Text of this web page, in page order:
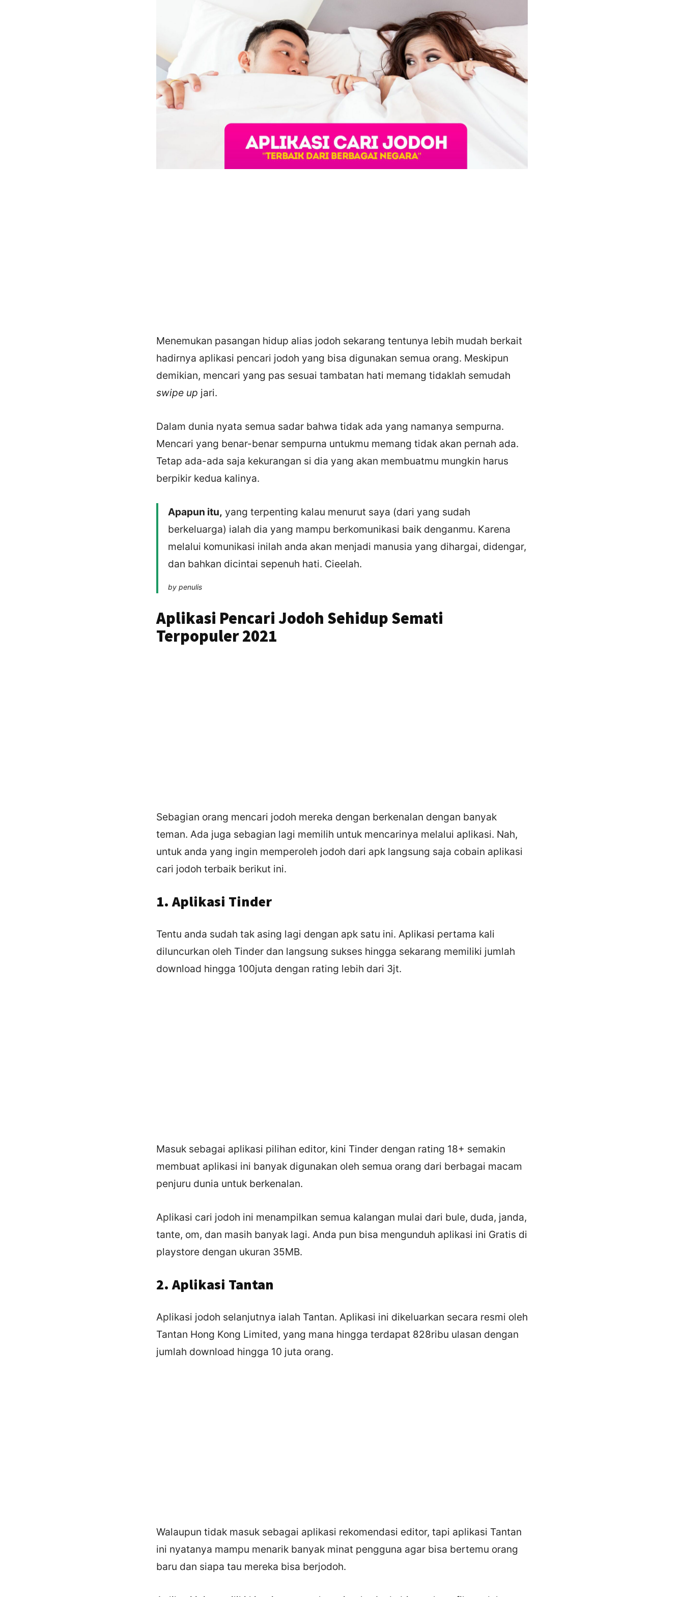
Menemukan pasangan hidup alias jodoh sekarang tentunya lebih mudah berkait
hadirnya aplikasi pencari jodoh yang bisa digunakan semua orang. Meskipun
demikian, mencari yang pas sesuai tambatan hati memang tidaklah semudah
swipe up jari.
Dalam dunia nyata semua sadar bahwa tidak ada yang namanya sempurna.
Mencari yang benar-benar sempurna untukmu memang tidak akan pernah ada.
Tetap ada-ada saja kekurangan si dia yang akan membuatmu mungkin harus
berpikir kedua kalinya.
Apapun itu, yang terpenting kalau menurut saya (dari yang sudah
berkeluarga) ialah dia yang mampu berkomunikasi baik denganmu. Karena
melalui komunikasi inilah anda akan menjadi manusia yang dihargai, didengar,
dan bahkan dicintai sepenuh hati. Cieelah.
by penulis
Aplikasi Pencari Jodoh Sehidup Semati
Terpopuler 2021
Sebagian orang mencari jodoh mereka dengan berkenalan dengan banyak
teman. Ada juga sebagian lagi memilih untuk mencarinya melalui aplikasi. Nah,
untuk anda yang ingin memperoleh jodoh dari apk langsung saja cobain aplikasi
cari jodoh terbaik berikut ini.
1. Aplikasi Tinder
Tentu anda sudah tak asing lagi dengan apk satu ini. Aplikasi pertama kali
diluncurkan oleh Tinder dan langsung sukses hingga sekarang memiliki jumlah
download hingga 100juta dengan rating lebih dari 3jt.
Masuk sebagai aplikasi pilihan editor, kini Tinder dengan rating 18+ semakin
membuat aplikasi ini banyak digunakan oleh semua orang dari berbagai macam
penjuru dunia untuk berkenalan.
Aplikasi cari jodoh ini menampilkan semua kalangan mulai dari bule, duda, janda,
tante, om, dan masih banyak lagi. Anda pun bisa mengunduh aplikasi ini Gratis di
playstore dengan ukuran 35MB.
2. Aplikasi Tantan
Aplikasi jodoh selanjutnya ialah Tantan. Aplikasi ini dikeluarkan secara resmi oleh
Tantan Hong Kong Limited, yang mana hingga terdapat 828ribu ulasan dengan
jumlah download hingga 10 juta orang.
Walaupun tidak masuk sebagai aplikasi rekomendasi editor, tapi aplikasi Tantan
ini nyatanya mampu menarik banyak minat pengguna agar bisa bertemu orang
baru dan siapa tau mereka bisa berjodoh.